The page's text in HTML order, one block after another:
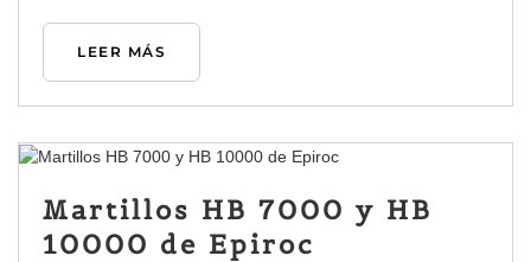
LEER MÁS
Martillos HB 7000 y HB
10000 de Epiroc